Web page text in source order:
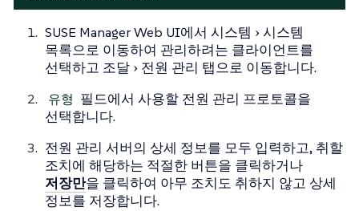
SUSE Manager Web UI에서 시스템
시스템
목록으로 이동하여 관리하려는 클라이언트를
선택하고 조달 전원 관리 탭으로 이동합니다.
유형 필드에서 사용할 전원 관리 프로토콜을
선택합니다.
전원 관리 서버의 상세 정보를 모두 입력하고, 취할
조치에 해당하는 적절한 버튼을 클릭하거나
저장만을 클릭하여 아무 조치도 취하지 않고 상세
정보를 저장합니다.